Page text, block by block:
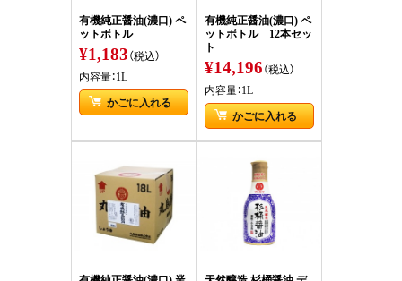
有機純正醤油(濃口) ペ
ットボトル
¥1,183（税込）
内容量：1L
かごに入れる
有機純正醤油(濃口) ペ
ットボトル 12本セッ
ト
¥14,196（税込）
内容量：1L
かごに入れる